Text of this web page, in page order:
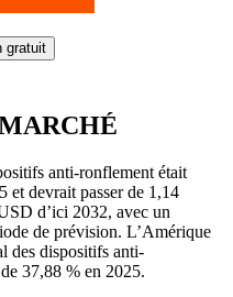
gratuit
anti-ronflement était
et devrait passer de 1,14
d’ici 2032, avec un
de prévision. L’Amérique
des dispositifs anti-
37,88 % en 2025.